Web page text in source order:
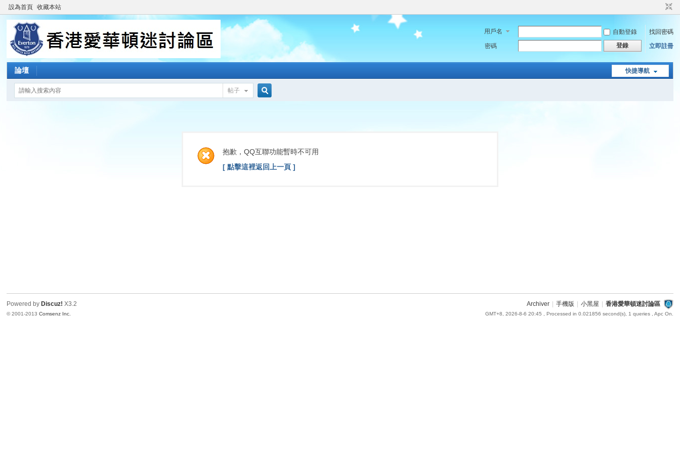
設為首頁 收藏本站
用戶名 自動登錄
找回密碼
密碼
登錄 立即註冊
快捷導航
論壇
帖子
索
抱歉，QQ互聯功能暫時不可用
[ 點擊這裡返回上一頁 ]
Archiver 手機版 小黑屋 香港愛華頓迷討論區
GMT+8, 2026-8-6 20:45 , Processed in 0.021856 second(s), 1 queries , Apc On.
Powered by Discuz! X3.2
© 2001-2013Comsenz Inc.